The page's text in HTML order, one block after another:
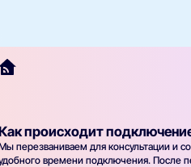
происходит
перезваниваем для консультации и
времени подключения. После